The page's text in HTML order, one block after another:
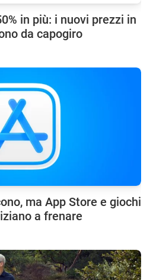
in più: i nuovi prezzi in
da capogiro
ma App Store e giochi
a frenare